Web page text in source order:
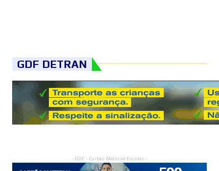
GDF DETRAN
- GDF - Cartão Material Escolar -